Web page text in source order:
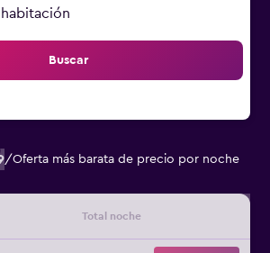
habitación
Buscar
/Oferta más barata de precio por noche
Total noche